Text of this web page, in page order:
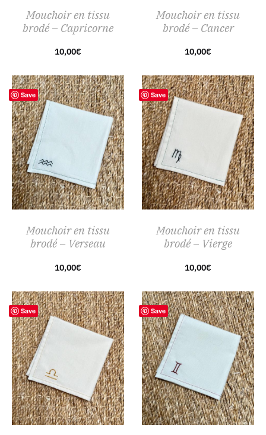
Mouchoir en tissu
brodé – Capricorne
10,00€
Mouchoir en tissu
brodé – Cancer
10,00€
Save
Mouchoir en tissu
brodé – Verseau
10,00€
Save
Mouchoir en tissu
brodé – Vierge
10,00€
Save Save